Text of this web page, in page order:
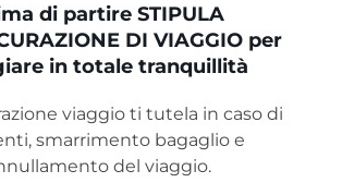
di partire STIPULA
DI VIAGGIO per
in totale tranquillità
viaggio ti tutela in caso di
smarrimento bagaglio e
del viaggio.